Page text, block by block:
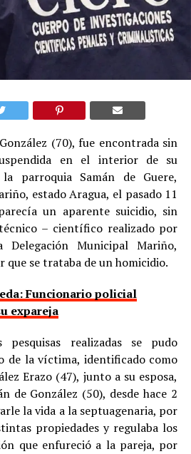
(70), fue encontrada sin
en el interior de su
parroquia Samán de Guere,
estado Aragua, el pasado 11
un aparente suicidio, sin
– científico realizado por
Delegación Municipal Mariño,
se trataba de un homicidio.
Funcionario policial
expareja
realizadas se pudo
de la víctima, identificado como
Erazo (47), junto a su esposa,
de González (50), desde hace 2
la vida a la septuagenaria, por
propiedades y regulaba los
que enfureció a la pareja, por